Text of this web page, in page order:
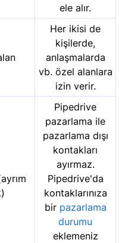
ele alır.
Her ikisi de
kişilerde,
anlaşmalarda
vb. özel alanlara
izin verir.
Pipedrive
pazarlama ile
pazarlama dışı
kontakları
ayırmaz.
Pipedrive'da
kontaklarınıza
bir pazarlama
durumu
eklemeniz